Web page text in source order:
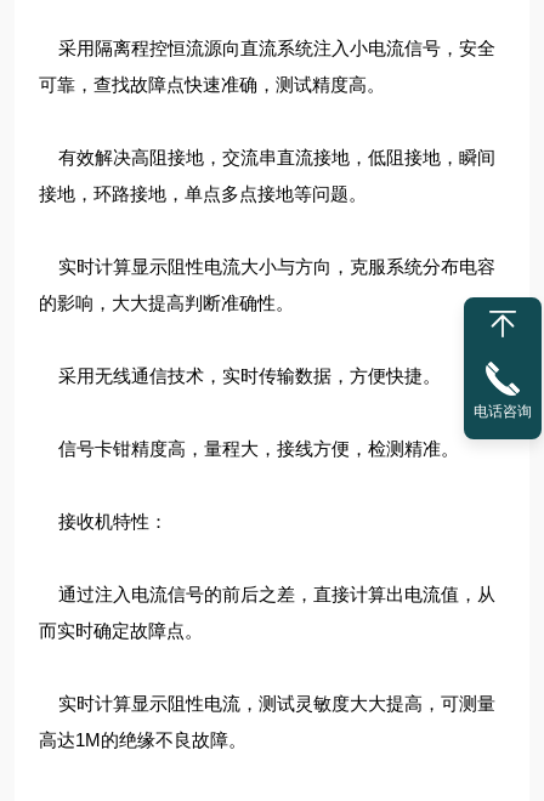
采用隔离程控恒流源向直流系统注入小电流信号，安全
可靠，查找故障点快速准确，测试精度高。
有效解决高阻接地，交流串直流接地，低阻接地，瞬间
接地，环路接地，单点多点接地等问题。
实时计算显示阻性电流大小与方向，克服系统分布电容
的影响，大大提高判断准确性。
采用无线通信技术，实时传输数据，方便快捷。
信号卡钳精度高，量程大，接线方便，检测精准。
接收机特性：
通过注入电流信号的前后之差，直接计算出电流值，从
而实时确定故障点。
实时计算显示阻性电流，测试灵敏度大大提高，可测量
高达1M的绝缘不良故障。
电话咨询